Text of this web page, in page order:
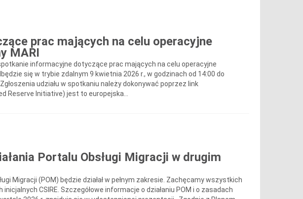
prac mających na celu operacyjne
MARI
informacyjne dotyczące prac mających na celu operacyjne
się w trybie zdalnym 9 kwietnia 2026 r., w godzinach od 14:00 do
udziału w spotkaniu należy dokonywać poprzez link
Reserve Initiative) jest to europejska...
Portalu Obsługi Migracji w drugim
Migracji (POM) będzie działał w pełnym zakresie. Zachęcamy wszystkich
CSIRE. Szczegółowe informacje o działaniu POM i o zasadach